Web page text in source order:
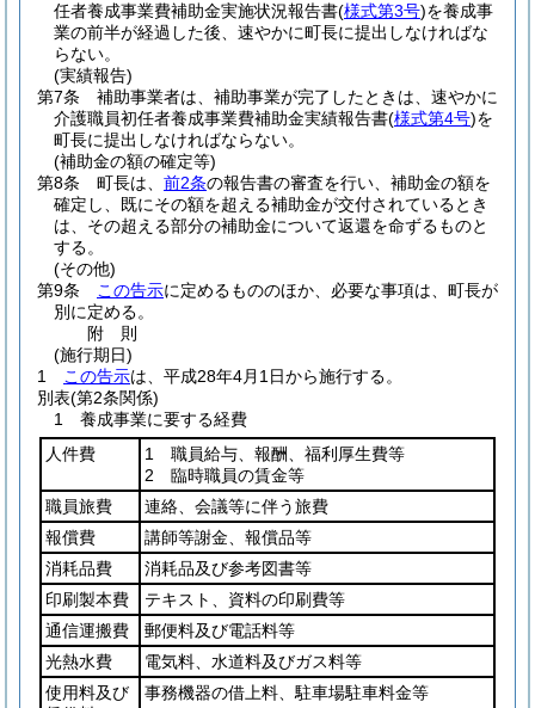
任者養成事業費補助金実施状況報告書(様式第3号)を養成事
業の前半が経過した後、速やかに町長に提出しなければな
らない。
(実績報告)
第7条
補助事業者は、補助事業が完了したときは、速やかに
介護職員初任者養成事業費補助金実績報告書(様式第4号)を
町長に提出しなければならない。
(補助金の額の確定等)
第8条
町長は、 前2条の報告書の審査を行い、補助金の額を
確定し、既にその額を超える補助金が交付されているとき
は、その超える部分の補助金について返還を命ずるものと
する。
(その他)
第9条
この告示に定めるもののほか、必要な事項は、町長が
別に定める。
附 則
(施行期日)
1
この告示は、平成28年4月1日から施行する。
別表(第2条関係)
1 養成事業に要する経費
人件費
1 職員給与、報酬、福利厚生費等
2 臨時職員の賃金等
職員旅費
連絡、会議等に伴う旅費
報償費
講師等謝金、報償品等
消耗品費
消耗品及び参考図書等
印刷製本費
テキスト、資料の印刷費等
通信運搬費
郵便料及び電話料等
光熱水費
電気料、水道料及びガス料等
使用料及び
事務機器の借上料、駐車場駐車料金等